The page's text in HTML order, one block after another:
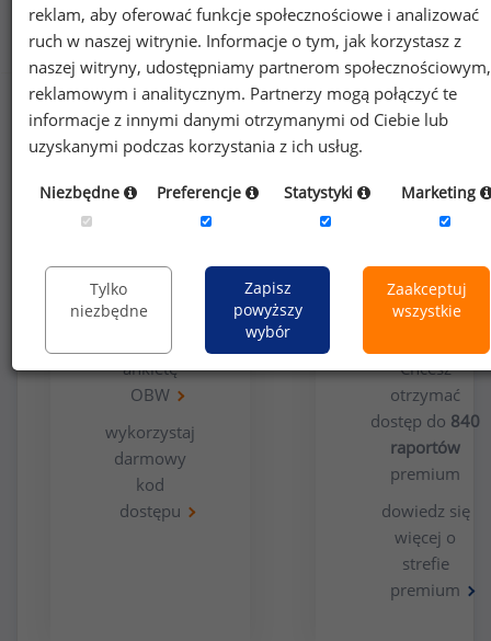
Jak uzyskać dostęp do raportu?
bezpłatna
ankietę
OBW
wykorzystaj
darmowy
kod
dostępu
użytkowników
premium
Chcesz
otrzymać
dostęp do 840
raportów
premium
dowiedz się
więcej o
strefie
premium
reklam, aby oferować funkcje społecznościowe i analizować
ruch w naszej witrynie. Informacje o tym, jak korzystasz z
naszej witryny, udostępniamy partnerom społecznościowym,
reklamowym i analitycznym. Partnerzy mogą połączyć te
informacje z innymi danymi otrzymanymi od Ciebie lub
uzyskanymi podczas korzystania z ich usług.
Niezbędne Preferencje Statystyki Marketing
Tylko
niezbędne
Zapisz
powyższy
wybór
Zaakceptuj
wszystkie